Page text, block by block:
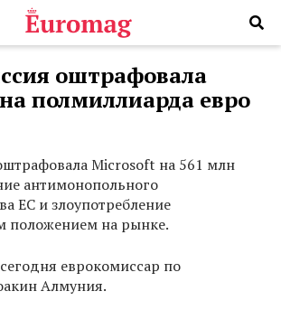
оштрафовала
полмиллиарда евро
Microsoft на 561 млн
антимонопольного
ЕС и злоупотребление
на рынке.
еврокомиссар по
Алмуния.